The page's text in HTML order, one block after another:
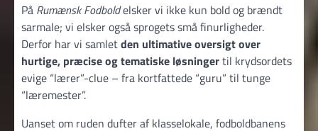
På Rumænsk Fodboldelsker vi ikke kun bold og brændt
sarmale; vi elsker også sprogets små finurligheder.
Derfor har vi samletden ultimative oversigt over
hurtige, præcise og tematiske løsningertil krydsordets
evige “lærer”-clue – fra kortfattede “guru” til tunge
“læremester”.
Uanset om ruden dufter af klasselokale, fodboldbanens